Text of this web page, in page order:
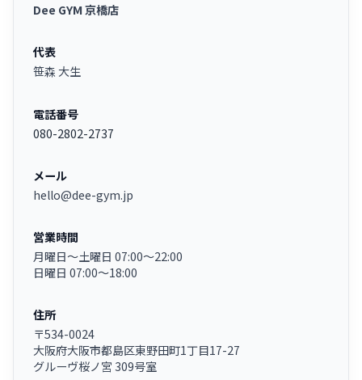
Dee GYM 京橋店
代表
笹森 大生
電話番号
080-2802-2737
メール
hello@dee-gym.jp
営業時間
月曜日〜土曜日 07:00〜22:00
日曜日 07:00〜18:00
住所
〒534-0024
大阪府大阪市都島区東野田町1丁目17-27
グルーヴ桜ノ宮 309号室